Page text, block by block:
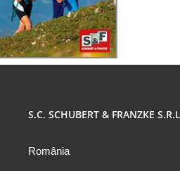
S.C. SCHUBERT & FRANZKE S.R.L
România